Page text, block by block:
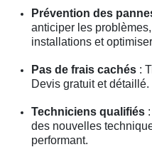
Prévention des
anticiper les
installations et
Pas de frais cachés :
Devis gratuit et détaillé.
Techniciens qualifiés
des nouvelles
performant.